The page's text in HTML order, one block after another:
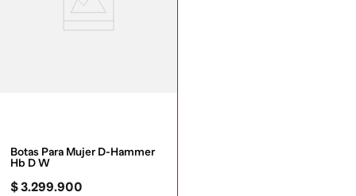
Botas Para Mujer D-Hammer
Hb D W
$3.299.900